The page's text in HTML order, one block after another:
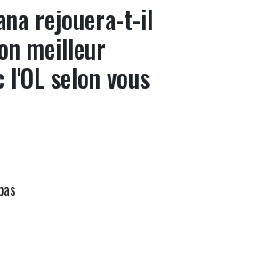
rejouera-t-il
meilleur
l'OL selon vous